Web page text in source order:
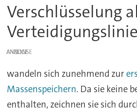
Verschlüsselung
Verteidigungslinie
ANZEIGE
wandeln sich zunehmend zur
Massenspeichern. Da sie keine
enthalten, zeichnen sie sich